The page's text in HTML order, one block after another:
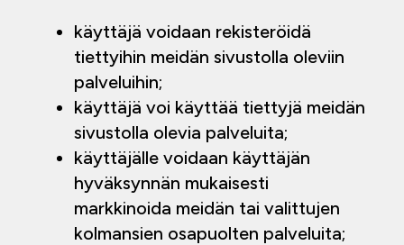
käyttäjä voidaan rekisteröidä
tiettyihin meidän sivustolla oleviin
palveluihin;
käyttäjä voi käyttää tiettyjä meidän
sivustolla olevia palveluita;
käyttäjälle voidaan käyttäjän
hyväksynnän mukaisesti
markkinoida meidän tai valittujen
kolmansien osapuolten palveluita;